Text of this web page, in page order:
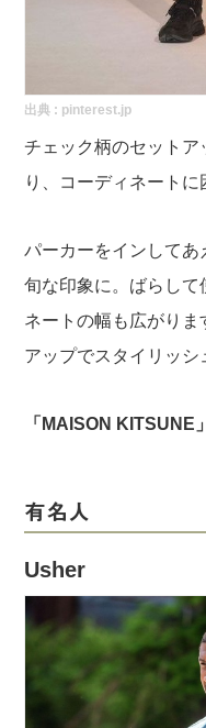
出典 : pinterest.jp
チェック柄のセット
り、コーディネートに
パーカーをインしてあ
旬な印象に。ばらして
ネートの幅も広がり
アップでスタイリッシ
「MAISON KITSUNE
有名人
Usher